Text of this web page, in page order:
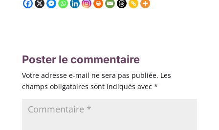
Poster le commentaire
Votre adresse e-mail ne sera pas publiée. Les
champs obligatoires sont indiqués avec *